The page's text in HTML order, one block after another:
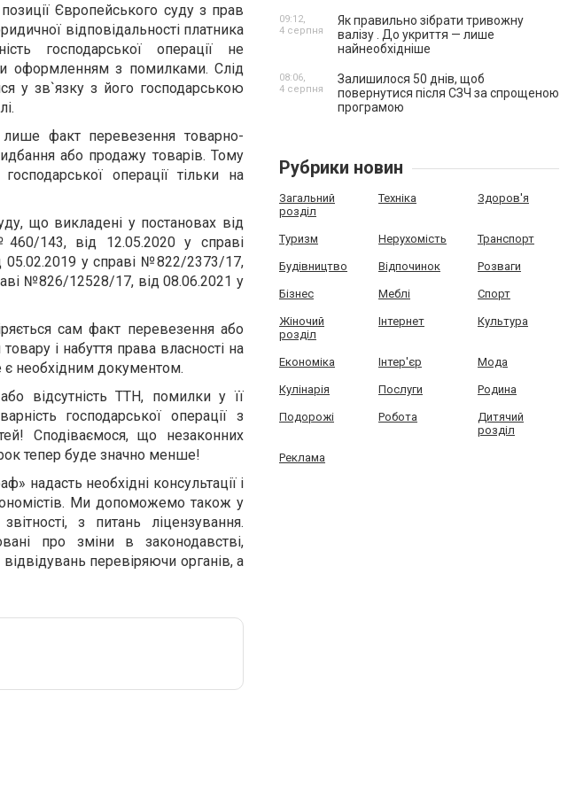
Європейського суду з прав
відповідальності платника
господарської операції не
оформленням з помилками. Слід
у зв`язку з його господарською
лише факт перевезення товарно-
або продажу товарів. Тому
операції тільки на
що викладені у постановах від
143, від 12.05.2020 у справі
у справі №822/2373/17,
№826/12528/17, від 08.06.2021 у
сам факт перевезення або
і набуття права власності на
необхідним документом.
відсутність ТТН, помилки у її
господарської операції з
Сподіваємося, що незаконних
тепер буде значно менше!
надасть необхідні консультації і
Ми допоможемо також у
з питань ліцензування.
про зміни в законодавстві,
перевіряючи органів, а
Як правильно зібрати тривожну
валізу . До укриття — лише
найнеобхідніше
09:12,
4 серпня
Залишилося 50 днів, щоб
повернутися після СЗЧ за спрощеною
програмою
08:06,
4 серпня
Рубрики новин
Загальний
розділ
Техніка Здоров'я
Туризм Нерухомість Транспорт
Будівництво Відпочинок Розваги
Бізнес Меблі Спорт
Жіночий
розділ
Інтернет Культура
Економіка Інтер'єр Мода
Кулінарія Послуги Родина
Подорожі Робота
Дитячий
розділ
Реклама